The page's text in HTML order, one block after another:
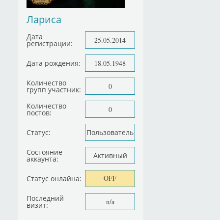
Лариса
Дата
регистрации: 25.05.2014
Дата рождения: 18.05.1948
Количество
групп участник: 0
Количество
постов: 0
Статус: Пользователь
Состояние
аккаунта: Активный
Статус онлайна: OFF
Последний
визит: n/a